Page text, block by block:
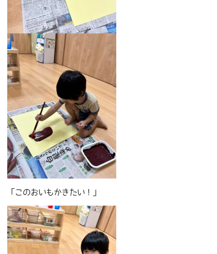
「このおいもかきたい！」